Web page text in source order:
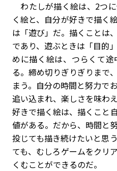
わたしが描く絵は、2つ
く絵と、自分が好きで描く
は「遊び」だ。描くことは
であり、遊ぶときは「目的
めに描く絵は、つらくて
る。締め切りぎりぎりまで
まう。自分の時間と努力で
追い込まれ、楽しさを味わ
好きで描く絵は、描くこと
値がある。だから、時間と
投じても描き続けたいと思
ても、むしろゲームをクリ
くむことができるのだ。